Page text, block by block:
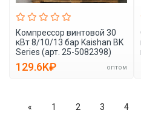
Компрессор винтовой 30
кВт 8/10/13 бар Kaishan BK
Series (арт. 25-5082398)
129.6K₽ оптом
« 1 2 3 4